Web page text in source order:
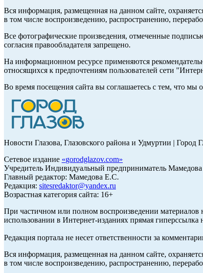
Вся информация, размещенная на данном сайте,
в том числе воспроизведению, распространению,
Все фотографические произведения, отмеченные
согласия правообладателя запрещено.
На информационном ресурсе применяются
относящихся к предпочтениям пользователей сети
Во время посещения сайта вы соглашаетесь с тем, что
Новости Глазова, Глазовского района и Удмуртии | Город
Сетевое издание «gorodglazov.com»
Учредитель Индивидуальный предприниматель
Главный редактор: Мамедова Е.С.
Редакция: sitesredaktor@yandex.ru
Возрастная категория сайта: 16+
При частичном или полном воспроизведении материалов
использовании в Интернет-изданиях прямая
Редакция портала не несет ответственности за
Вся информация, размещенная на данном сайте,
в том числе воспроизведению, распространению,